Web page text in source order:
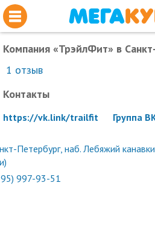
Компания «ТрэйлФит» в
1 отзыв
Контакты
https://vk.link/trailfit Группа
Петербург, наб. Лебяжий
997-93-51